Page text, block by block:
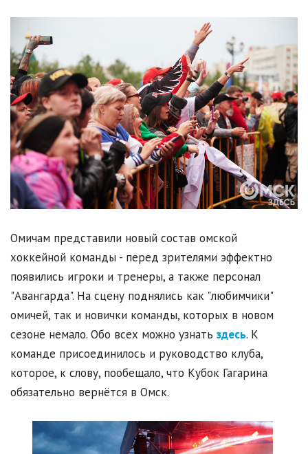
Омичам представили новый состав омской
хоккейной команды - перед зрителями эффектно
появились игроки и тренеры, а также персонал
"Авангарда". На сцену поднялись как "любимчики"
омичей, так и новички команды, которых в новом
сезоне немало. Обо всех можно узнать здесь. К
команде присоединилось и руководство клуба,
которое, к слову, пообещало, что Кубок Гагарина
обязательно вернётся в Омск.